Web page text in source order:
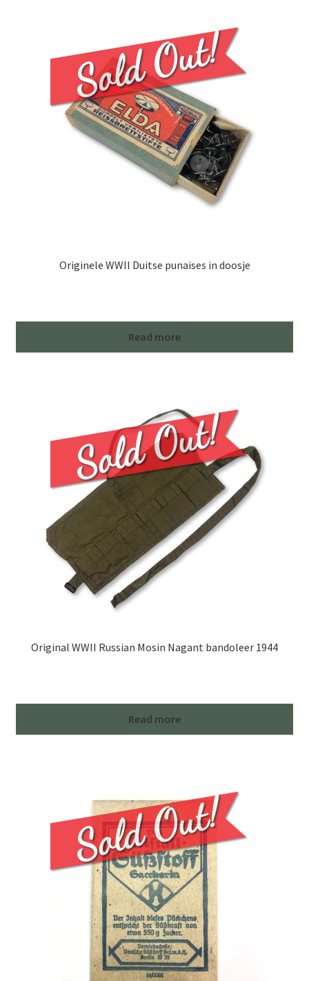
Originele WWII Duitse punaises in doosje
Read more
Original WWII Russian Mosin Nagant bandoleer 1944
Read more